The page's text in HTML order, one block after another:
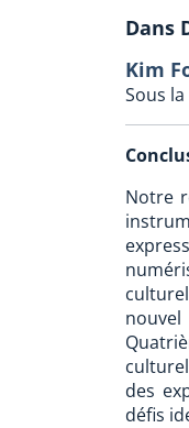
Dans
Kim
Sous
Notre
des
défis